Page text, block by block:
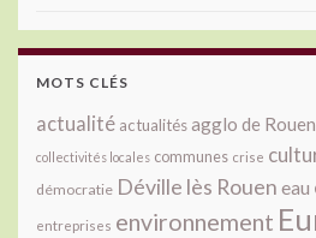
MOTS CLÉS
actualité actualitésagglo de Rouen
collectivités locales communes crise
démocratie Déville lès Rouen eau
entreprises environnement